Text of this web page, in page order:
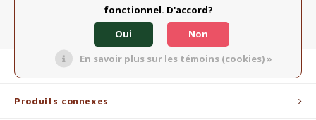
AJOUTER À LA LISTE COMPARATIVE PARTAGER:
Description du produit
Produits connexes
fonctionnel. D'accord?
Oui
Non
En savoir plus sur les témoins (cookies) »